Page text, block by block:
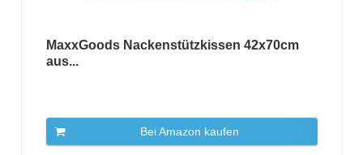
MaxxGoods Nackenstützkissen 42x70cm
aus...
Bei Amazon kaufen